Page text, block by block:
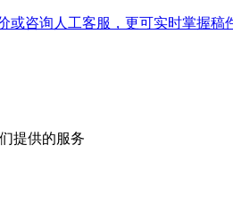
咨询人工客服，更可实时掌握稿
提供的服务